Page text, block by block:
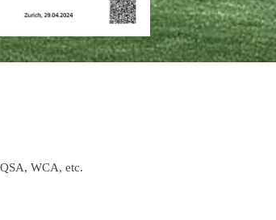
WCA, etc.